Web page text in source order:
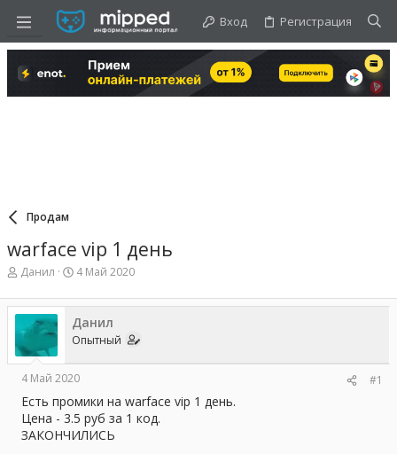
Вход Регистрация
Продам
warface vip 1 день
А
т
о
р
т
е
ы
Данил
Д
т
н
а
л
а
4 Май 2020
Данил
Опытный
4 Май 2020 #1
Есть промики на warface vip 1 день.
Цена - 3.5 руб за 1 код.
ЗАКОНЧИЛИСЬ